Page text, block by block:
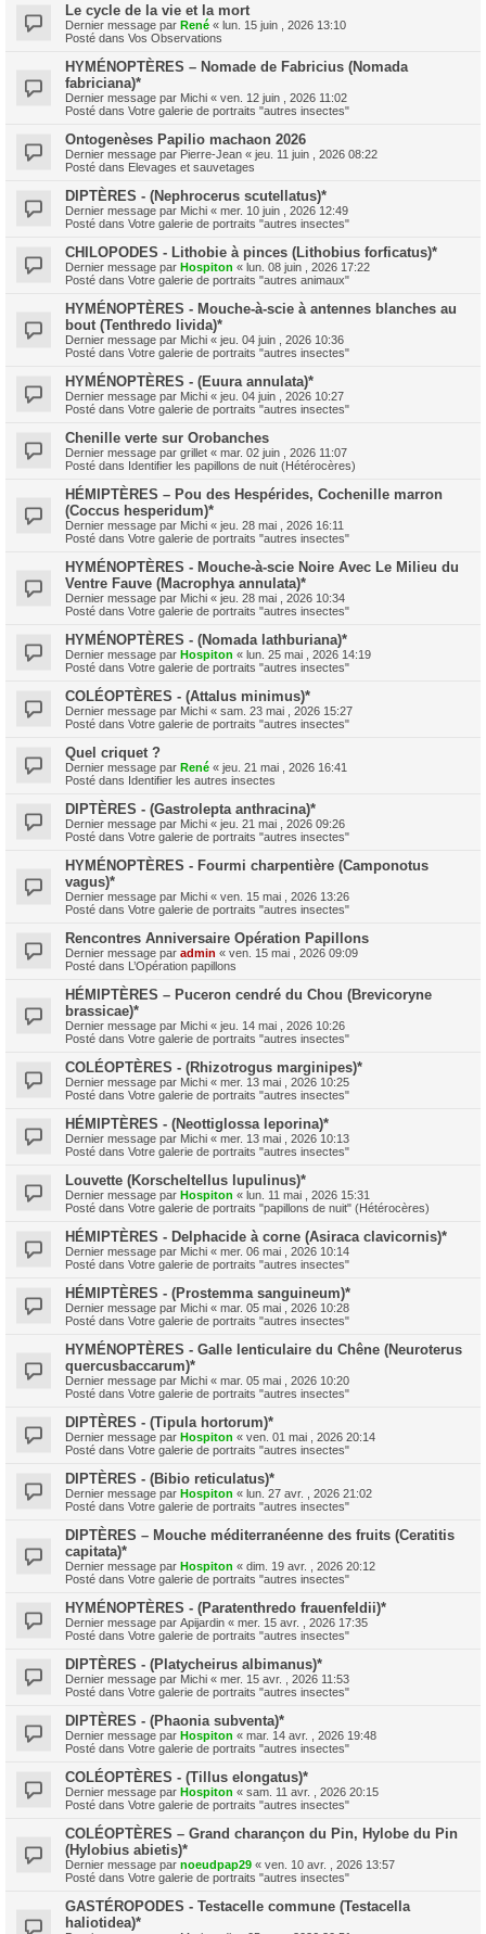
Le cycle de la vie et la mort
Dernier message par René « lun. 15 juin , 2026 13:10
Posté dans Vos Observations
HYMÉNOPTÈRES – Nomade de Fabricius (Nomada
fabriciana)*
Dernier message par Michi « ven. 12 juin , 2026 11:02
Posté dans Votre galerie de portraits "autres insectes"
Ontogenèses Papilio machaon 2026
Dernier message par Pierre-Jean « jeu. 11 juin , 2026 08:22
Posté dans Elevages et sauvetages
DIPTÈRES - (Nephrocerus scutellatus)*
Dernier message par Michi « mer. 10 juin , 2026 12:49
Posté dans Votre galerie de portraits "autres insectes"
CHILOPODES - Lithobie à pinces (Lithobius forficatus)*
Dernier message par Hospiton « lun. 08 juin , 2026 17:22
Posté dans Votre galerie de portraits "autres animaux"
HYMÉNOPTÈRES - Mouche-à-scie à antennes blanches au
bout (Tenthredo livida)*
Dernier message par Michi « jeu. 04 juin , 2026 10:36
Posté dans Votre galerie de portraits "autres insectes"
HYMÉNOPTÈRES - (Euura annulata)*
Dernier message par Michi « jeu. 04 juin , 2026 10:27
Posté dans Votre galerie de portraits "autres insectes"
Chenille verte sur Orobanches
Dernier message par grillet « mar. 02 juin , 2026 11:07
Posté dans Identifier les papillons de nuit (Hétérocères)
HÉMIPTÈRES – Pou des Hespérides, Cochenille marron
(Coccus hesperidum)*
Dernier message par Michi « jeu. 28 mai , 2026 16:11
Posté dans Votre galerie de portraits "autres insectes"
HYMÉNOPTÈRES - Mouche-à-scie Noire Avec Le Milieu du
Ventre Fauve (Macrophya annulata)*
Dernier message par Michi « jeu. 28 mai , 2026 10:34
Posté dans Votre galerie de portraits "autres insectes"
HYMÉNOPTÈRES - (Nomada lathburiana)*
Dernier message par Hospiton « lun. 25 mai , 2026 14:19
Posté dans Votre galerie de portraits "autres insectes"
COLÉOPTÈRES - (Attalus minimus)*
Dernier message par Michi « sam. 23 mai , 2026 15:27
Posté dans Votre galerie de portraits "autres insectes"
Quel criquet ?
Dernier message par René « jeu. 21 mai , 2026 16:41
Posté dans Identifier les autres insectes
DIPTÈRES - (Gastrolepta anthracina)*
Dernier message par Michi « jeu. 21 mai , 2026 09:26
Posté dans Votre galerie de portraits "autres insectes"
HYMÉNOPTÈRES - Fourmi charpentière (Camponotus
vagus)*
Dernier message par Michi « ven. 15 mai , 2026 13:26
Posté dans Votre galerie de portraits "autres insectes"
Rencontres Anniversaire Opération Papillons
Dernier message par admin « ven. 15 mai , 2026 09:09
Posté dans L’Opération papillons
HÉMIPTÈRES – Puceron cendré du Chou (Brevicoryne
brassicae)*
Dernier message par Michi « jeu. 14 mai , 2026 10:26
Posté dans Votre galerie de portraits "autres insectes"
COLÉOPTÈRES - (Rhizotrogus marginipes)*
Dernier message par Michi « mer. 13 mai , 2026 10:25
Posté dans Votre galerie de portraits "autres insectes"
HÉMIPTÈRES - (Neottiglossa leporina)*
Dernier message par Michi « mer. 13 mai , 2026 10:13
Posté dans Votre galerie de portraits "autres insectes"
Louvette (Korscheltellus lupulinus)*
Dernier message par Hospiton « lun. 11 mai , 2026 15:31
Posté dans Votre galerie de portraits "papillons de nuit" (Hétérocères)
HÉMIPTÈRES - Delphacide à corne (Asiraca clavicornis)*
Dernier message par Michi « mer. 06 mai , 2026 10:14
Posté dans Votre galerie de portraits "autres insectes"
HÉMIPTÈRES - (Prostemma sanguineum)*
Dernier message par Michi « mar. 05 mai , 2026 10:28
Posté dans Votre galerie de portraits "autres insectes"
HYMÉNOPTÈRES - Galle lenticulaire du Chêne (Neuroterus
quercusbaccarum)*
Dernier message par Michi « mar. 05 mai , 2026 10:20
Posté dans Votre galerie de portraits "autres insectes"
DIPTÈRES - (Tipula hortorum)*
Dernier message par Hospiton « ven. 01 mai , 2026 20:14
Posté dans Votre galerie de portraits "autres insectes"
DIPTÈRES - (Bibio reticulatus)*
Dernier message par Hospiton « lun. 27 avr. , 2026 21:02
Posté dans Votre galerie de portraits "autres insectes"
DIPTÈRES – Mouche méditerranéenne des fruits (Ceratitis
capitata)*
Dernier message par Hospiton « dim. 19 avr. , 2026 20:12
Posté dans Votre galerie de portraits "autres insectes"
HYMÉNOPTÈRES - (Paratenthredo frauenfeldii)*
Dernier message par Apijardin « mer. 15 avr. , 2026 17:35
Posté dans Votre galerie de portraits "autres insectes"
DIPTÈRES - (Platycheirus albimanus)*
Dernier message par Michi « mer. 15 avr. , 2026 11:53
Posté dans Votre galerie de portraits "autres insectes"
DIPTÈRES - (Phaonia subventa)*
Dernier message par Hospiton « mar. 14 avr. , 2026 19:48
Posté dans Votre galerie de portraits "autres insectes"
COLÉOPTÈRES - (Tillus elongatus)*
Dernier message par Hospiton « sam. 11 avr. , 2026 20:15
Posté dans Votre galerie de portraits "autres insectes"
COLÉOPTÈRES – Grand charançon du Pin, Hylobe du Pin
(Hylobius abietis)*
Dernier message par noeudpap29 « ven. 10 avr. , 2026 13:57
Posté dans Votre galerie de portraits "autres insectes"
GASTÉROPODES - Testacelle commune (Testacella
haliotidea)*